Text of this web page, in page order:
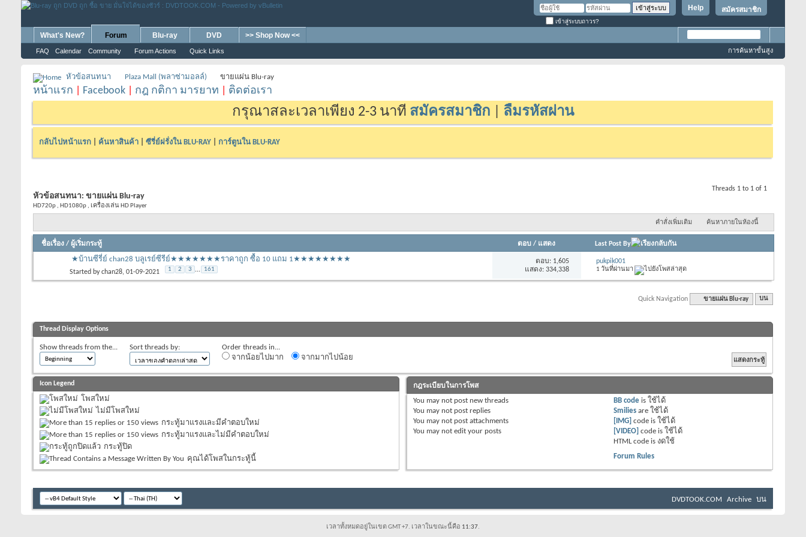
สมัครสมาชิก
Help
เข้าสู่ระบบถาวร?
What's New? Forum
FAQ Calendar Community Forum Actions Quick Links
Blu-ray DVD >> Shop Now <<
การค้นหาขั้นสูง
หัวข้อสนทนา Plaza Mall (พลาซ่ามอลล์) ขายแผ่น Blu-ray
หน้าแรก Facebook กฎ กติกา มารยาท ติดต่อเรา
กรุณาสละเวลาเพียง 2-3 นาที สมัครสมาชิก ลืมรหัสผ่าน
กลับไปหน้าแรก ค้นหาสินค้า ซีรี่ย์ฝรั่งใน BLU-RAY การ์ตูนใน BLU-RAY
Threads 1 to 1 of 1
หัวข้อสนทนา: ขายแผ่น Blu-ray
HD720p , HD1080p , เครื่องเล่น HD Player
คำสั่งเพิ่มเติม ค้นหาภายในห้องนี้
ชื่อเรื่อง / ผู้เริ่มกระทู้ ตอบ / แสดง Last Post By
★บ้านซีรี่ย์ chan28 บลูเรย์ซีรีย์★★★★★★★ราคาถูก ซื้อ 10 แถม 1★★★★★★★★
Started bychan28‎, 01-09-2021 1 2 3 ... 161
ตอบ: 1,605
แสดง: 334,338
pukpik001
1 วันที่ผ่านมา
Quick Navigation ขายแผ่น Blu-ray บน
Thread Display Options
Show threads from the... Sort threads by:
Order threads in...
จากน้อยไปมาก
จากมากไปน้อย
Icon Legend
โพสใหม่
ไม่มีโพสใหม่
กระทู้มาแรงและมีคำตอบใหม่
กระทู้มาแรงและไม่มีคำตอบใหม่
กระทู้ปิด
คุณได้โพสในกระทู้นี้
กฎระเบียบในการโพส
You may not post new threads
You may not post replies
You may not post attachments
You may not edit your posts
BB code isใช้ได้
Smilies areใช้ได้
[IMG] code isใช้ได้
[VIDEO] code isใช้ได้
HTML code is งดใช้
Forum Rules
DVDTOOK.COM Archive บน
เวลาทั้งหมดอยู่ในเขต GMT +7. เวลาในขณะนี้คือ 11:37.